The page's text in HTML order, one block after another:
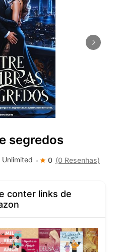
segredos
Unlimited 0 (0 Resenhas)
conter links de